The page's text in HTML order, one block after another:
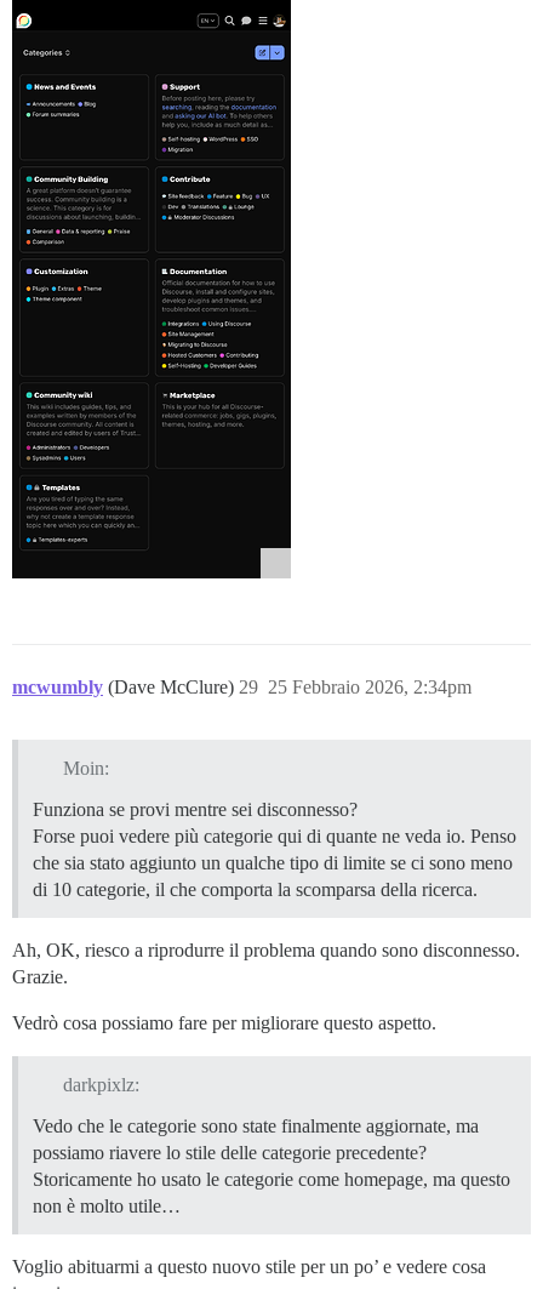
mcwumbly (Dave McClure) 25 Febbraio 2026, 2:34pm
29
Moin:
Funziona se provi mentre sei disconnesso?
Forse puoi vedere più categorie qui di quante ne veda io. Penso
che sia stato aggiunto un qualche tipo di limite se ci sono meno
di 10 categorie, il che comporta la scomparsa della ricerca.
Ah, OK, riesco a riprodurre il problema quando sono disconnesso.
Grazie.
Vedrò cosa possiamo fare per migliorare questo aspetto.
darkpixlz:
Vedo che le categorie sono state finalmente aggiornate, ma
possiamo riavere lo stile delle categorie precedente?
Storicamente ho usato le categorie come homepage, ma questo
non è molto utile…
Voglio abituarmi a questo nuovo stile per un po’ e vedere cosa